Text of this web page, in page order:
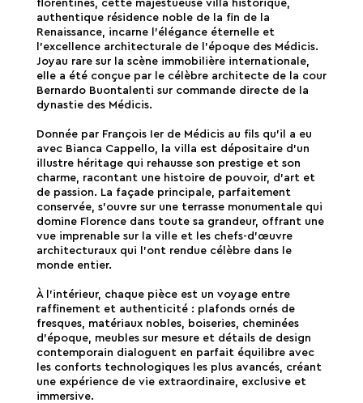
florentines, cette majestueuse villa historique,
authentique résidence noble de la fin de la
Renaissance, incarne l'élégance éternelle et
l'excellence architecturale de l'époque des Médicis.
Joyau rare sur la scène immobilière internationale,
elle a été conçue par le célèbre architecte de la cour
Bernardo Buontalenti sur commande directe de la
dynastie des Médicis.
Donnée par François Ier de Médicis au fils qu'il a eu
avec Bianca Cappello, la villa est dépositaire d'un
illustre héritage qui rehausse son prestige et son
charme, racontant une histoire de pouvoir, d'art et
de passion. La façade principale, parfaitement
conservée, s'ouvre sur une terrasse monumentale qui
domine Florence dans toute sa grandeur, offrant une
vue imprenable sur la ville et les chefs-d'œuvre
architecturaux qui l'ont rendue célèbre dans le
monde entier.
À l'intérieur, chaque pièce est un voyage entre
raffinement et authenticité : plafonds ornés de
fresques, matériaux nobles, boiseries, cheminées
d'époque, meubles sur mesure et détails de design
contemporain dialoguent en parfait équilibre avec
les conforts technologiques les plus avancés, créant
une expérience de vie extraordinaire, exclusive et
immersive.